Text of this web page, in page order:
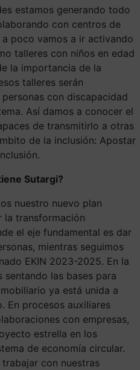
estamos generando todo
con centros de
poco vamos a ir activando
talleres con niños en edad
la importancia de la
talleres serán
con discapacidad
Así damos a conocer el
de transmitirlo a otras
de la inclusión: Apostar
Sutargi?
nuestro nuevo plan
la transformación
el eje fundamental es dar
mientras seguimos
EKIN 2023-2025. En la
las bases para
ya está unida a
En procesos auxiliares
con empresas,
estrella en los
de economía circular.
con nuestras